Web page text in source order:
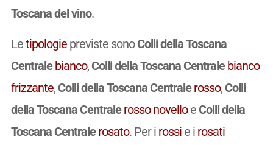
Toscana del vino.
Letipologiepreviste sonoColli della Toscana
Centrale bianco, Colli della Toscana Centrale bianco
frizzante, Colli della Toscana Centralerosso, Colli
della Toscana Centralerosso novelloe Colli della
Toscana Centralerosato. Per i rossie i rosati